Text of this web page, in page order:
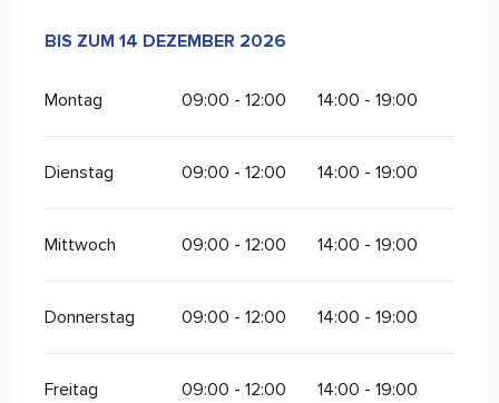
VOM1 JANUAR 2026BIS ZUM
BIS ZUM 14 DEZEMBER 2026
Montag 09:00 - 12:00 14:00 - 19:00
Dienstag 09:00 - 12:00 14:00 - 19:00
Mittwoch 09:00 - 12:00 14:00 - 19:00
Donnerstag 09:00 - 12:00 14:00 - 19:00
Freitag 09:00 - 12:00 14:00 - 19:00